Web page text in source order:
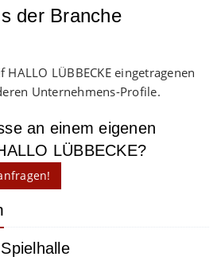
der Branche
LÜBBECKE eingetragenen
Unternehmens-Profile.
an einem eigenen
LÜBBECKE?